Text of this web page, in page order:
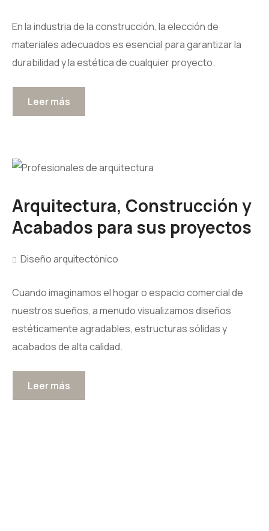
En la industria de la construcción, la elección de
materiales adecuados es esencial para garantizar la
durabilidad y la estética de cualquier proyecto.
Leer más
Arquitectura, Construcción y
Acabados para sus proyectos
Diseño arquitectónico
Cuando imaginamos el hogar o espacio comercial de
nuestros sueños, a menudo visualizamos diseños
estéticamente agradables, estructuras sólidas y
acabados de alta calidad.
Leer más